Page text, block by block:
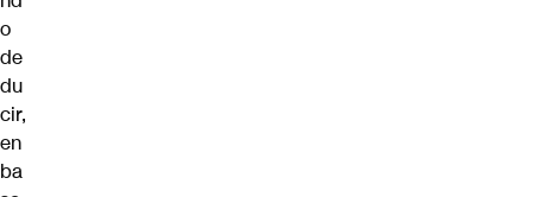
o
de
du
cir,
en
ba